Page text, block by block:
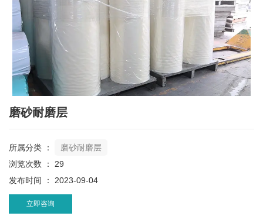
磨砂耐磨层
所属分类 ：
磨砂耐磨层
浏览次数 ： 29
发布时间 ： 2023-09-04
立即咨询